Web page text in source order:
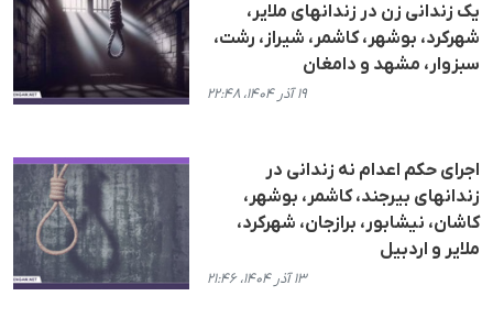
یک زندانی زن در زندانهای ملایر،
شهرکرد، بوشهر، کاشمر، شیراز، رشت،
سبزوار، مشهد و دامغان
۱۹ آذر ۱۴۰۴، ۲۲:۴۸
اجرای حکم اعدام نە زندانی در
زندانهای بیرجند، کاشمر، بوشهر،
کاشان، نیشابور، برازجان، شهرکرد،
ملایر و اردبیل
۱۳ آذر ۱۴۰۴، ۲۱:۴۶